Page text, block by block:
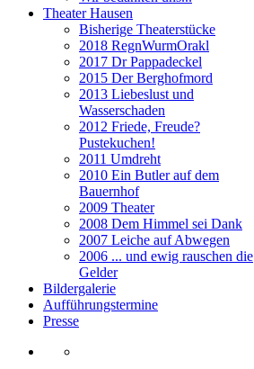
Theater Hausen
Bisherige Theaterstücke
2018 RegnWurmOrakl
2017 Dr Pappadeckel
2015 Der Berghofmord
2013 Liebeslust und
Wasserschaden
2012 Friede, Freude?
Pustekuchen!
2011 Umdreht
2010 Ein Butler auf dem
Bauernhof
2009 Theater
2008 Dem Himmel sei Dank
2007 Leiche auf Abwegen
2006 ... und ewig rauschen die
Gelder
Bildergalerie
Aufführungstermine
Presse